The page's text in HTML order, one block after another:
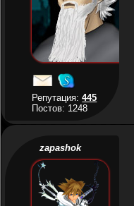
Репутация:445
Постов: 1248
zapashok